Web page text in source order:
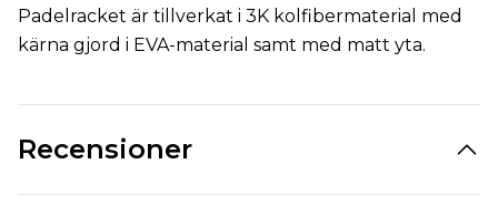
Padelracket är tillverkat i 3K kolfibermaterial med
kärna gjord i EVA-material samt med matt yta.
Recensioner